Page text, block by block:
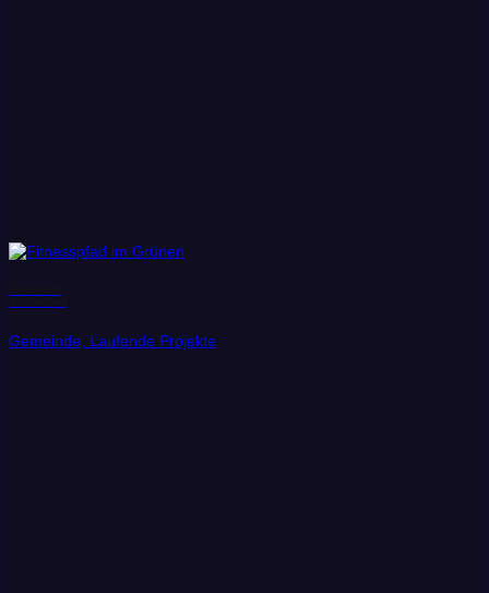
Gemeinde, Laufende Projekte